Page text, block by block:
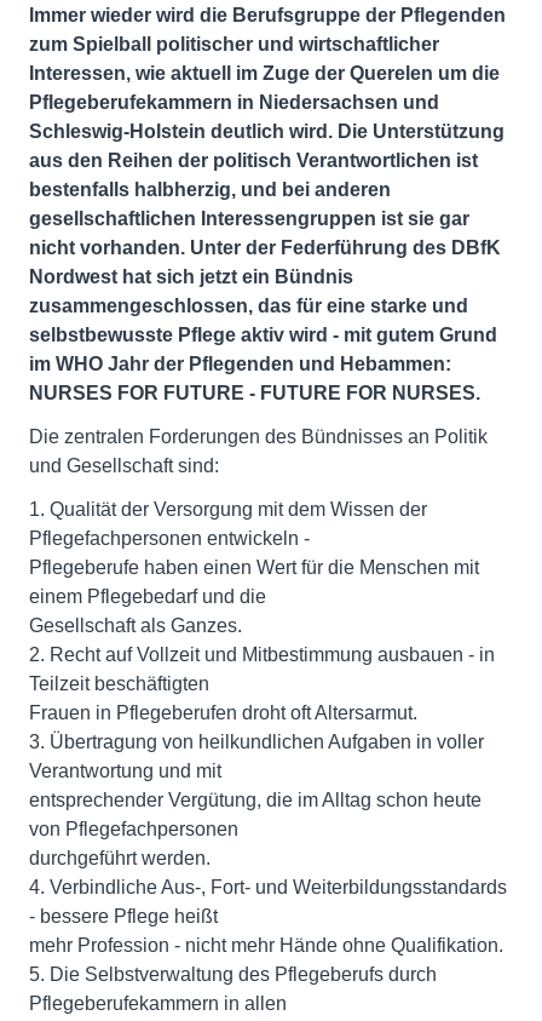
Immer wieder wird die Berufsgruppe der Pflegenden
zum Spielball politischer und wirtschaftlicher
Interessen, wie aktuell im Zuge der Querelen um die
Pflegeberufekammern in Niedersachsen und
Schleswig-Holstein deutlich wird. Die Unterstützung
aus den Reihen der politisch Verantwortlichen ist
bestenfalls halbherzig, und bei anderen
gesellschaftlichen Interessengruppen ist sie gar
nicht vorhanden. Unter der Federführung des DBfK
Nordwest hat sich jetzt ein Bündnis
zusammengeschlossen, das für eine starke und
selbstbewusste Pflege aktiv wird - mit gutem Grund
im WHO Jahr der Pflegenden und Hebammen:
NURSES FOR FUTURE - FUTURE FOR NURSES.
Die zentralen Forderungen des Bündnisses an Politik
und Gesellschaft sind:
1. Qualität der Versorgung mit dem Wissen der
Pflegefachpersonen entwickeln -
Pflegeberufe haben einen Wert für die Menschen mit
einem Pflegebedarf und die
Gesellschaft als Ganzes.
2. Recht auf Vollzeit und Mitbestimmung ausbauen - in
Teilzeit beschäftigten
Frauen in Pflegeberufen droht oft Altersarmut.
3. Übertragung von heilkundlichen Aufgaben in voller
Verantwortung und mit
entsprechender Vergütung, die im Alltag schon heute
von Pflegefachpersonen
durchgeführt werden.
4. Verbindliche Aus-, Fort- und Weiterbildungsstandards
- bessere Pflege heißt
mehr Profession - nicht mehr Hände ohne Qualifikation.
5. Die Selbstverwaltung des Pflegeberufs durch
Pflegeberufekammern in allen